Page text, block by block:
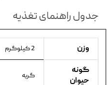
جدول راهنمای تغذیه
وزن 2 کیلوگرم
گونه
حیوان
گربه